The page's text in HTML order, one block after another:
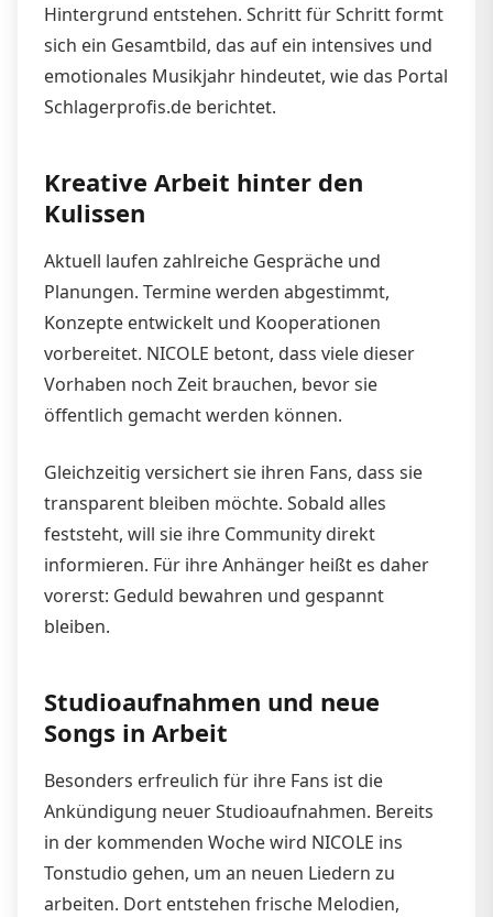
Hintergrund entstehen. Schritt für Schritt formt
sich ein Gesamtbild, das auf ein intensives und
emotionales Musikjahr hindeutet, wie das Portal
Schlagerprofis.de berichtet.
Kreative Arbeit hinter den
Kulissen
Aktuell laufen zahlreiche Gespräche und
Planungen. Termine werden abgestimmt,
Konzepte entwickelt und Kooperationen
vorbereitet. NICOLE betont, dass viele dieser
Vorhaben noch Zeit brauchen, bevor sie
öffentlich gemacht werden können.
Gleichzeitig versichert sie ihren Fans, dass sie
transparent bleiben möchte. Sobald alles
feststeht, will sie ihre Community direkt
informieren. Für ihre Anhänger heißt es daher
vorerst: Geduld bewahren und gespannt
bleiben.
Studioaufnahmen und neue
Songs in Arbeit
Besonders erfreulich für ihre Fans ist die
Ankündigung neuer Studioaufnahmen. Bereits
in der kommenden Woche wird NICOLE ins
Tonstudio gehen, um an neuen Liedern zu
arbeiten. Dort entstehen frische Melodien,